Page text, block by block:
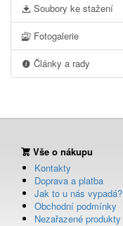
Soubory ke stažení
Fotogalerie
Články a rady
Vše o nákupu
Kontakty
Doprava a platba
Jak to u nás vypadá?
Obchodní podmínky
Nezařazené produkty